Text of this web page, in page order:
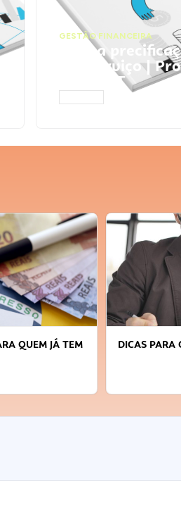
GESTÃO FINANCEIRA
Faça a
seu serviço |
ChatGPT
FAÇA A